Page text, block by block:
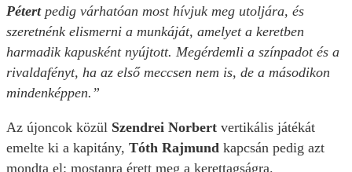
Pétertpedig várhatóan most hívjuk meg utoljára, és
szeretnénk elismerni a munkáját, amelyet a keretben
harmadik kapusként nyújtott. Megérdemli a színpadot és a
rivaldafényt, ha az első meccsen nem is, de a másodikon
mindenképpen.”
Az újoncok közül Szendrei Norbert vertikális játékát
emelte ki a kapitány, Tóth Rajmund kapcsán pedig azt
mondta el: mostanra érett meg a kerettagságra.